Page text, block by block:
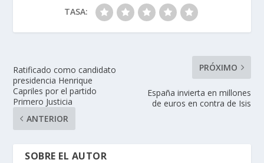
TASA:
Ratificado como candidato
presidencia Henrique
Capriles por el partido
Primero Justicia
ANTERIOR
PRÓXIMO
España invierta en millones
de euros en contra de Isis
SOBRE EL AUTOR